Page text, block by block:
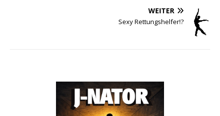
WEITER
Sexy Rettungshelfer!?